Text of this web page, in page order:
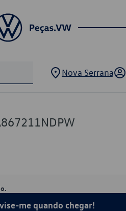
Nova Serrana
me quando chegar!